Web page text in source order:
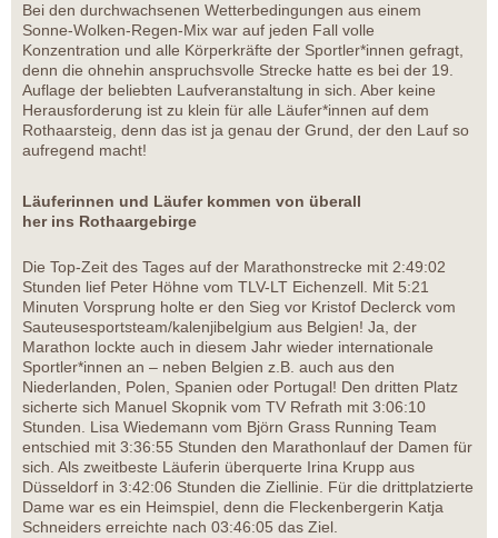
Bei den durchwachsenen Wetterbedingungen aus einem
Sonne-Wolken-Regen-Mix war auf jeden Fall volle
Konzentration und alle Körperkräfte der Sportler*innen gefragt,
denn die ohnehin anspruchsvolle Strecke hatte es bei der 19.
Auflage der beliebten Laufveranstaltung in sich. Aber keine
Herausforderung ist zu klein für alle Läufer*innen auf dem
Rothaarsteig, denn das ist ja genau der Grund, der den Lauf so
aufregend macht!
Läuferinnen und Läufer kommen von überall
her ins Rothaargebirge
Die Top-Zeit des Tages auf der Marathonstrecke mit 2:49:02
Stunden lief Peter Höhne vom TLV-LT Eichenzell. Mit 5:21
Minuten Vorsprung holte er den Sieg vor Kristof Declerck vom
Sauteusesportsteam/kalenjibelgium aus Belgien! Ja, der
Marathon lockte auch in diesem Jahr wieder internationale
Sportler*innen an – neben Belgien z.B. auch aus den
Niederlanden, Polen, Spanien oder Portugal! Den dritten Platz
sicherte sich Manuel Skopnik vom TV Refrath mit 3:06:10
Stunden. Lisa Wiedemann vom Björn Grass Running Team
entschied mit 3:36:55 Stunden den Marathonlauf der Damen für
sich. Als zweitbeste Läuferin überquerte Irina Krupp aus
Düsseldorf in 3:42:06 Stunden die Ziellinie. Für die drittplatzierte
Dame war es ein Heimspiel, denn die Fleckenbergerin Katja
Schneiders erreichte nach 03:46:05 das Ziel.